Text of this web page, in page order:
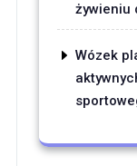
żywieniu
Wózek